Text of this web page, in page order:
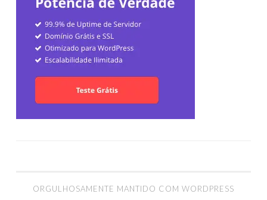
ORGULHOSAMENTE MANTIDO COM WORDPRESS